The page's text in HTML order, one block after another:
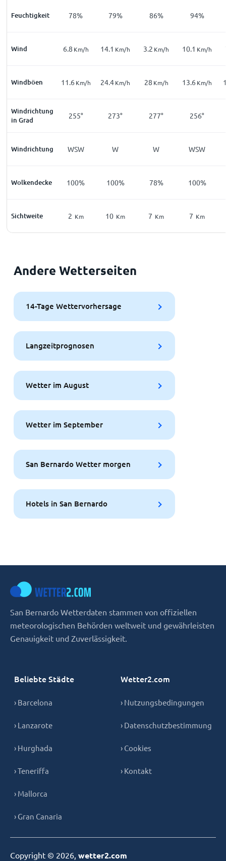
Feuchtigkeit 78% 79% 86% 94%
Wind 6.8 Km/h 14.1 Km/h 3.2 Km/h 10.1 Km/h
Windböen 11.6 Km/h 24.4Km/h 28 Km/h 13.6 Km/h
Windrichtung
in Grad
255° 273° 277° 256°
Windrichtung WSW W W WSW
Wolkendecke 100% 100% 78% 100%
Sichtweite 2 Km 10 Km 7 Km 7 Km
Andere Wetterseiten
14-Tage Wettervorhersage
Langzeitprognosen
Wetter im August
Wetter im September
San Bernardo Wetter morgen
Hotels in San Bernardo
San Bernardo Wetterdaten stammen von offiziellen
meteorologischen Behörden weltweit und gewährleisten
Genauigkeit und Zuverlässigkeit.
Beliebte Städte
› Barcelona
› Lanzarote
› Hurghada
› Teneriffa
› Mallorca
› Gran Canaria
Wetter2.com
› Nutzungsbedingungen
› Datenschutzbestimmung
› Cookies
› Kontakt
Copyright © 2026, wetter2.com